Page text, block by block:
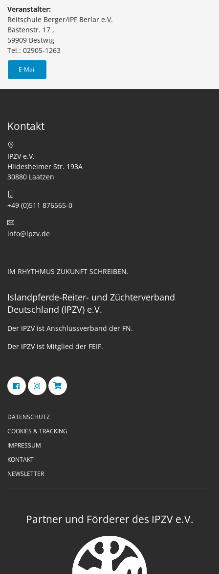
Veranstalter:
Reitschule Berger/IPF Berlar e.V.
Bastenstr. 17 ,
59909 Bestwig
Tel.: 02905-1263
E-Mail
Kontakt
IPZV e.V.
Hildesheimer Str. 193A
30880 Laatzen
+49 (0)511 876565-0
info@ipzv.de
IM RHYTHMUS ZUKUNFT SCHREIBEN.
Islandpferde-Reiter- und Züchterverband
Deutschland (IPZV) e.V.
Der IPZV ist Anschlussverband der FN.
Der IPZV ist Mitglied der FEIF.
DATENSCHUTZ
COOKIES & TRACKING
IMPRESSUM
KONTAKT
NEWSLETTER
Partner und Förderer des IPZV e.V.